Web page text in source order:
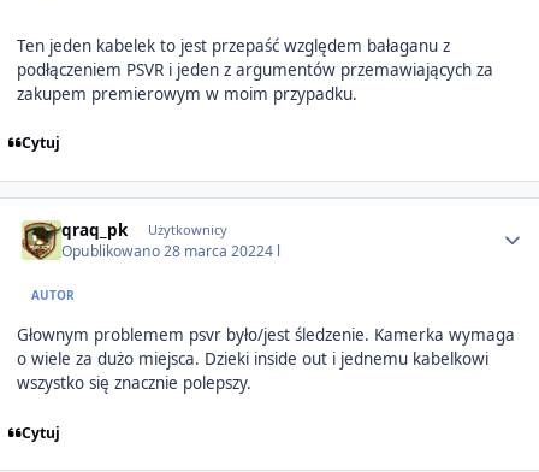
Ten jeden kabelek to jest przepaść względem bałaganu z
podłączeniem PSVR i jeden z argumentów przemawiających za
zakupem premierowym w moim przypadku.
Cytuj
qraq_pk Użytkownicy
Opublikowano28 marca 20224 l
AUTOR
Głownym problemem psvr było/jest śledzenie. Kamerka wymaga
o wiele za dużo miejsca. Dzieki inside out i jednemu kabelkowi
wszystko się znacznie polepszy.
Cytuj